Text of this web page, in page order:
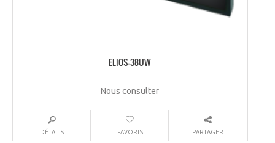
ELIOS-38UW
Nous consulter
DÉTAILS FAVORIS PARTAGER